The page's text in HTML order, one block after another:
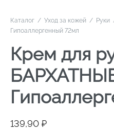
Каталог / Уход за кожей / Руки
Гипоаллергенный 72мл
Крем для
139,90 ₽